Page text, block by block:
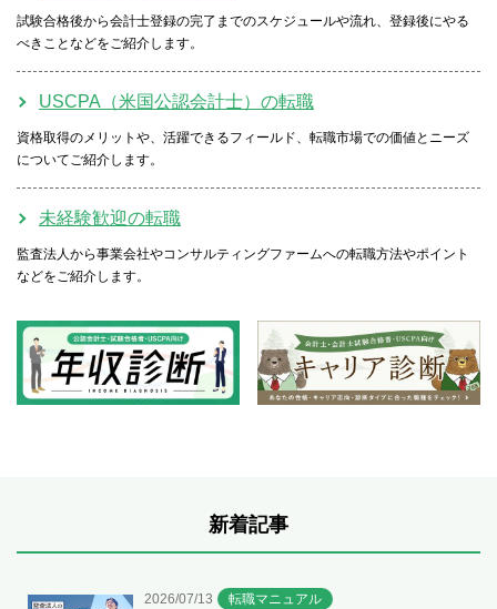
試験合格後から会計士登録の完了までのスケジュールや流れ、登録後にやる
べきことなどをご紹介します。
USCPA（米国公認会計士）の転職
資格取得のメリットや、活躍できるフィールド、転職市場での価値とニーズ
についてご紹介します。
未経験歓迎の転職
監査法人から事業会社やコンサルティングファームへの転職方法やポイント
などをご紹介します。
新着記事
2026/07/13
転職マニュアル